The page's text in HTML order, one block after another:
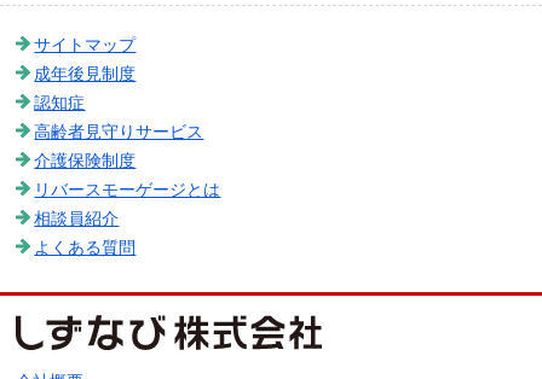
サイトマップ
成年後見制度
認知症
高齢者見守りサービス
介護保険制度
リバースモーゲージとは
相談員紹介
よくある質問